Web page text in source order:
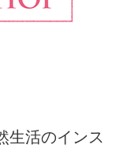
生活のインス